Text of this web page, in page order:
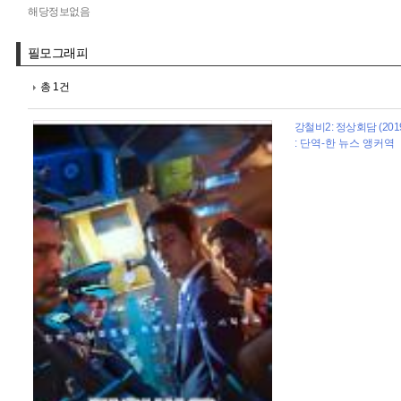
해당정보없음
필모그래피
총 1건
강철비2: 정상회담
: 단역-한 뉴스 앵커역